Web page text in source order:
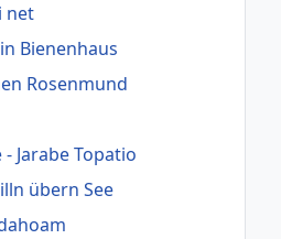
net
Bienenhaus
Rosenmund
Jarabe Topatio
übern See